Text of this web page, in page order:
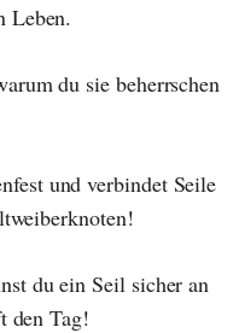
Leben.
du sie beherrschen
und verbindet Seile
du ein Seil sicher an
den Tag!